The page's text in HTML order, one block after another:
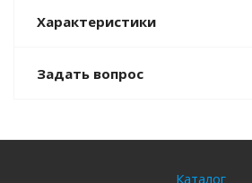
Характеристики
Задать вопрос
Каталог